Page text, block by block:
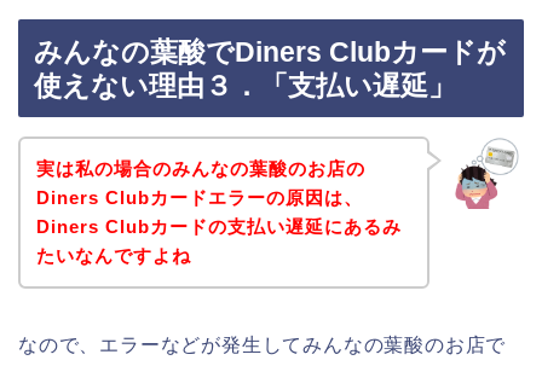
みんなの葉酸でDiners Clubカードが
使えない理由３．「支払い遅延」
実は私の場合のみんなの葉酸のお店の
Diners Clubカードエラーの原因は、
Diners Clubカードの支払い遅延にあるみ
たいなんですよね
なので、エラーなどが発生してみんなの葉酸のお店で